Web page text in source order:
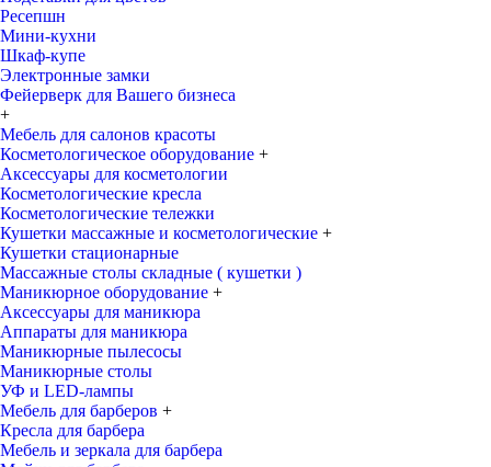
Ресепшн
Мини-кухни
Шкаф-купе
Электронные замки
Фейерверк для Вашего бизнеса
+
Мебель для салонов красоты
Косметологическое оборудование +
Аксессуары для косметологии
Косметологические кресла
Косметологические тележки
Кушетки массажные и косметологические +
Кушетки стационарные
Массажные столы складные ( кушетки )
Маникюрное оборудование +
Аксессуары для маникюра
Аппараты для маникюра
Маникюрные пылесосы
Маникюрные столы
УФ и LED-лампы
Мебель для барберов +
Кресла для барбера
Мебель и зеркала для барбера